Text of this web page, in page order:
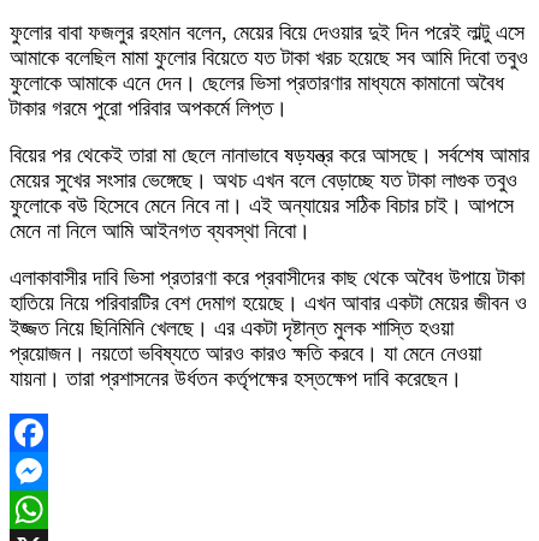
ফুলোর বাবা ফজলুর রহমান বলেন, মেয়ের বিয়ে দেওয়ার দুই দিন পরেই লাল্টু এসে
আমাকে বলেছিল মামা ফুলোর বিয়েতে যত টাকা খরচ হয়েছে সব আমি দিবো তবুও
ফুলোকে আমাকে এনে দেন। ছেলের ভিসা প্রতারণার মাধ্যমে কামানো অবৈধ
টাকার গরমে পুরো পরিবার অপকর্মে লিপ্ত।
বিয়ের পর থেকেই তারা মা ছেলে নানাভাবে ষড়যন্ত্র করে আসছে। সর্বশেষ আমার
মেয়ের সুখের সংসার ভেঙ্গেছে। অথচ এখন বলে বেড়াচ্ছে যত টাকা লাগুক তবুও
ফুলোকে বউ হিসেবে মেনে নিবে না। এই অন্যায়ের সঠিক বিচার চাই। আপসে
মেনে না নিলে আমি আইনগত ব্যবস্থা নিবো।
এলাকাবাসীর দাবি ভিসা প্রতারণা করে প্রবাসীদের কাছ থেকে অবৈধ উপায়ে টাকা
হাতিয়ে নিয়ে পরিবারটির বেশ দেমাগ হয়েছে। এখন আবার একটা মেয়ের জীবন ও
ইজ্জত নিয়ে ছিনিমিনি খেলছে। এর একটা দৃষ্টান্ত মুলক শাস্তি হওয়া
প্রয়োজন। নয়তো ভবিষ্যতে আরও কারও ক্ষতি করবে। যা মেনে নেওয়া
যায়না। তারা প্রশাসনের উর্ধতন কর্তৃপক্ষের হস্তক্ষেপ দাবি করেছেন।
Facebook
Messenger